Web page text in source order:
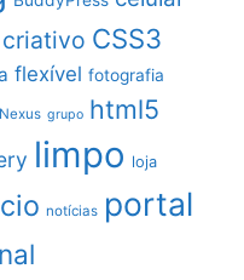
criativo CSS3
flexível fotografia
grupo html5
limpo loja
notícias portal